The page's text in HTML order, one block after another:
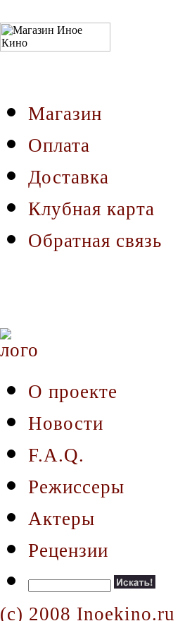
Магазин
Оплата
Доставка
Клубная карта
Обратная связь
О проекте
Новости
F.A.Q.
Режиссеры
Актеры
Рецензии
(c) 2008 Inoekino.ru